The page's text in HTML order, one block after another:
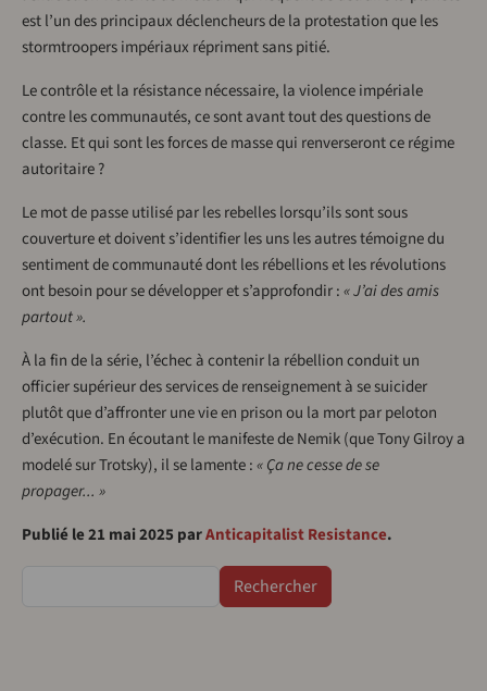
est l’un des principaux déclencheurs de la protestation que les
stormtroopers impériaux répriment sans pitié.
Le contrôle et la résistance nécessaire, la violence impériale
contre les communautés, ce sont avant tout des questions de
classe. Et qui sont les forces de masse qui renverseront ce régime
autoritaire ?
Le mot de passe utilisé par les rebelles lorsqu’ils sont sous
couverture et doivent s’identifier les uns les autres témoigne du
sentiment de communauté dont les rébellions et les révolutions
ont besoin pour se développer et s’approfondir :« J’ai des amis
partout ».
À la fin de la série, l’échec à contenir la rébellion conduit un
officier supérieur des services de renseignement à se suicider
plutôt que d’affronter une vie en prison ou la mort par peloton
d’exécution. En écoutant le manifeste de Nemik (que Tony Gilroy a
modelé sur Trotsky), il se lamente :« Ça ne cesse de se
propager... »
Publié le 21 mai 2025 parAnticapitalist Resistance.